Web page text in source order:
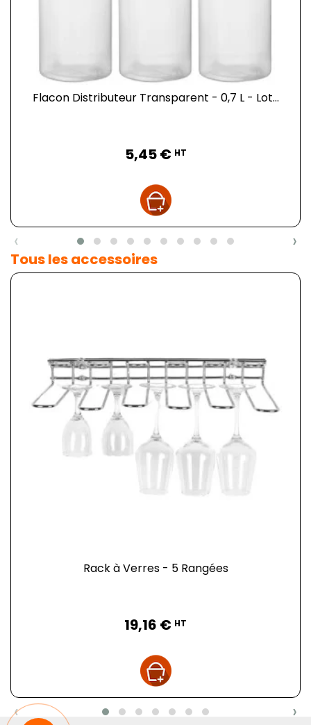
Flacon Distributeur Transparent - 0,7 L - Lot...
5,45 € HT
‹ ›
Tous les accessoires
Rack à Verres - 5 Rangées
19,16 € HT
‹ ›